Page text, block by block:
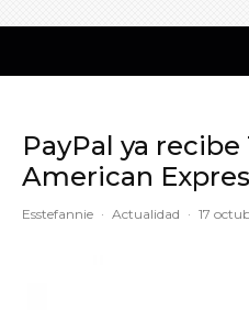
PayPal ya
American
Esstefannie · Actualidad · 17